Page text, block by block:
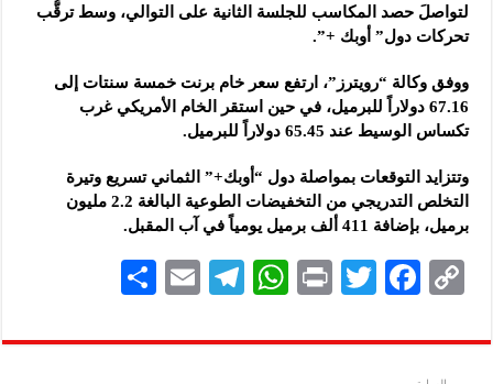
لتواصلَ حصد المكاسب للجلسة الثانية على التوالي، وسط ترقُّب
تحركات دول” أوبك +”.
ووفق وكالة “رويترز”، ارتفع سعر خام برنت خمسة سنتات إلى
67.16 دولاراً للبرميل، في حين استقر الخام الأمريكي غرب
تكساس الوسيط عند 65.45 دولاراً للبرميل.
وتتزايد التوقعات بمواصلة دول “أوبك+” الثماني تسريع وتيرة
التخلص التدريجي من التخفيضات الطوعية البالغة 2.2 مليون
برميل، بإضافة 411 ألف برميل يومياً في آب المقبل.
C
p
F
eb
T
tt
P
nt
W
at
Te
gr
E
ai
ar